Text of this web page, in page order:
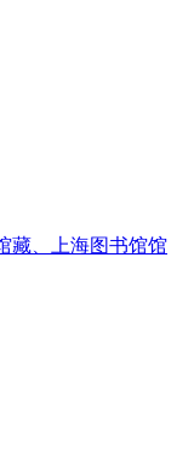
藏、上海图书馆馆